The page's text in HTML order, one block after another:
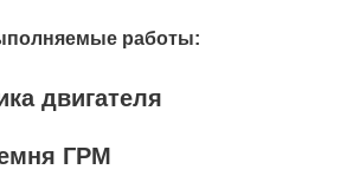
работы:
двигателя
ГРМ